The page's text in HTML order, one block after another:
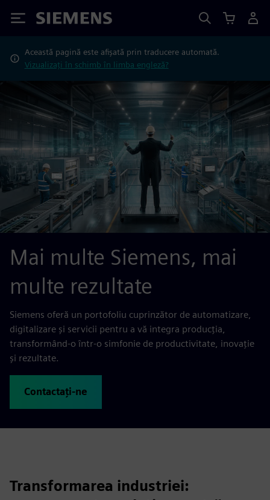
Siemens
Această pagină este afișată prin traducere automată.
Vizualizați în schimb în limba engleză?
Mai multe Siemens, mai
multe rezultate
Siemens oferă un portofoliu cuprinzător de automatizare,
digitalizare și servicii pentru a vă integra producția,
transformând-o într-o simfonie de productivitate, inovație
și rezultate.
Contactați-ne
Transformarea industriei: